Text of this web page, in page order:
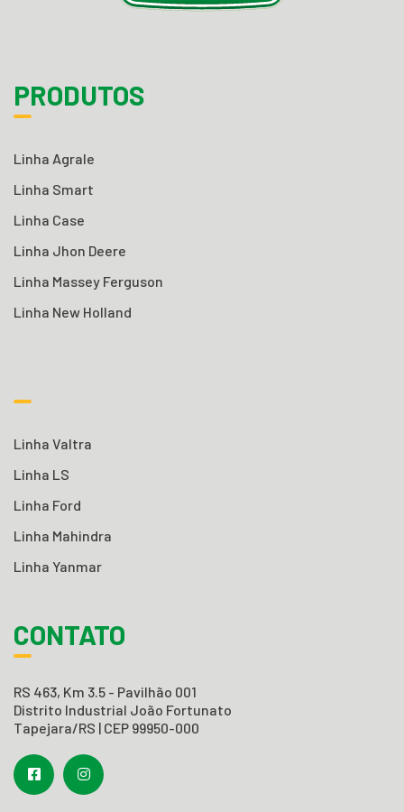
PRODUTOS
Linha Agrale
Linha Smart
Linha Case
Linha Jhon Deere
Linha Massey Ferguson
Linha New Holland
Linha Valtra
Linha LS
Linha Ford
Linha Mahindra
Linha Yanmar
CONTATO
RS 463, Km 3.5 - Pavilhão 001
Distrito Industrial João Fortunato
Tapejara/RS | CEP 99950-000